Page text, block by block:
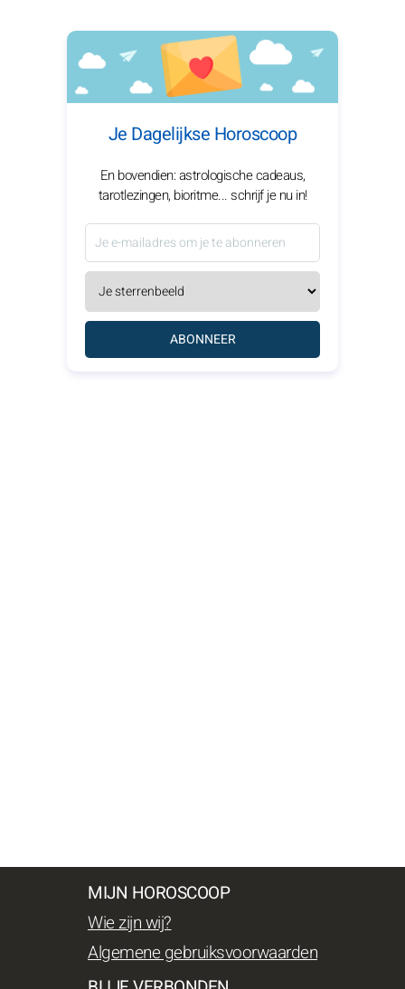
Je Dagelijkse Horoscoop
En bovendien: astrologische cadeaus,
tarotlezingen, bioritme... schrijf je nu in!
ABONNEER
MIJN HOROSCOOP
Wie zijn wij?
Algemene gebruiksvoorwaarden